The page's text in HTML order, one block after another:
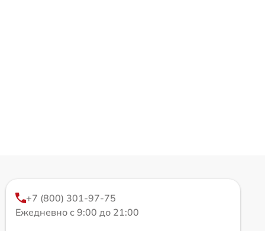
+7 (800) 301-97-75
Ежедневно с 9:00 до 21:00